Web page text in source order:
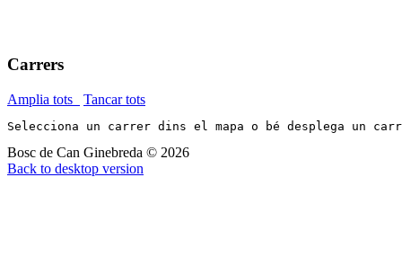
Carrers
Amplia tots Tancar tots
Selecciona un carrer dins el mapa o bé desplega un
Bosc de Can Ginebreda © 2026
Back to desktop version